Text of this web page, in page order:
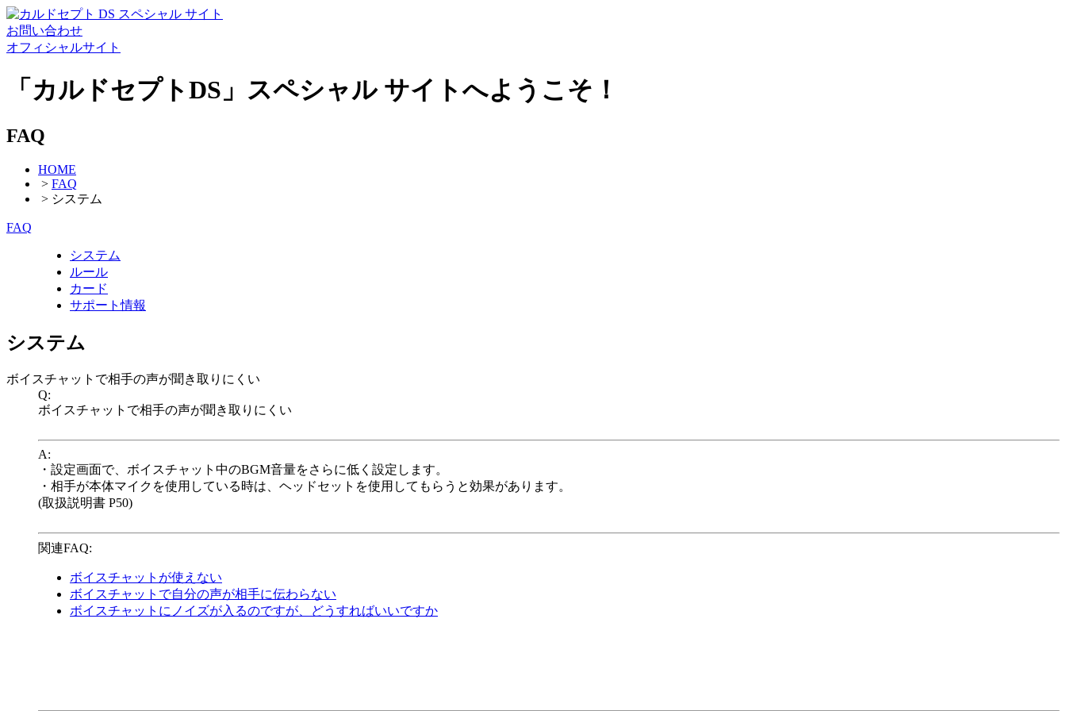
お問い合わせ
オフィシャルサイト
「カルドセプトDS」スペシャル サイトへようこそ！
FAQ
HOME
> FAQ
> システム
FAQ
システム
ルール
カード
サポート情報
システム
ボイスチャットで相手の声が聞き取りにくい
Q:
ボイスチャットで相手の声が聞き取りにくい
A:
・設定画面で、ボイスチャット中のBGM音量をさらに低く設定します。
・相手が本体マイクを使用している時は、ヘッドセットを使用してもらうと効果があります。
(取扱説明書 P50)
関連FAQ:
ボイスチャットが使えない
ボイスチャットで自分の声が相手に伝わらない
ボイスチャットにノイズが入るのですが、どうすればいいですか